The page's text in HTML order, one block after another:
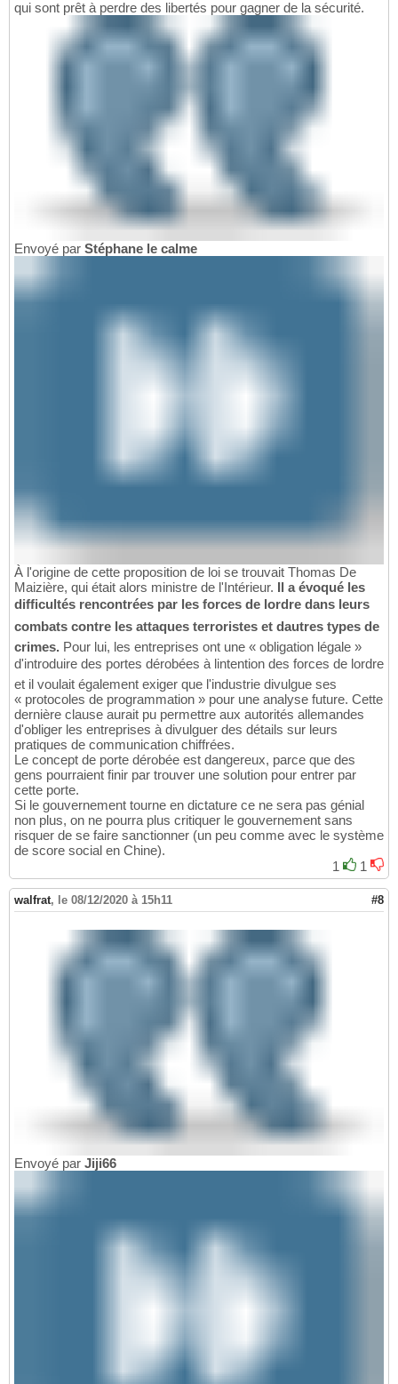
qui sont prêt à perdre des libertés pour gagner de la sécurité.
Envoyé par Stéphane le calme
À l'origine de cette proposition de loi se trouvait Thomas De
Maizière, qui était alors ministre de l'Intérieur. Il a évoqué les
difficultés rencontrées par les forces de lordre dans leurs
combats contre les attaques terroristes et dautres types de
crimes. Pour lui, les entreprises ont une « obligation légale »
d'introduire des portes dérobées à lintention des forces de lordre
et il voulait également exiger que l'industrie divulgue ses
« protocoles de programmation » pour une analyse future. Cette
dernière clause aurait pu permettre aux autorités allemandes
d'obliger les entreprises à divulguer des détails sur leurs
pratiques de communication chiffrées.
Le concept de porte dérobée est dangereux, parce que des
gens pourraient finir par trouver une solution pour entrer par
cette porte.
Si le gouvernement tourne en dictature ce ne sera pas génial
non plus, on ne pourra plus critiquer le gouvernement sans
risquer de se faire sanctionner (un peu comme avec le système
de score social en Chine).
1
1
walfrat, le 08/12/2020 à 15h11 #8
Envoyé par Jiji66